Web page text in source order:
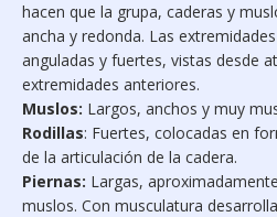
hacen que la grupa, caderas y
ancha y redonda. Las
angula­das y fuertes, vistas desde
extremida­des anteriores.
Muslos: Largos, anchos y muy
Rodillas: Fuertes, colocadas en
de la ar­ticulación de la cadera.
Piernas: Largas,
muslos. Con musculatura